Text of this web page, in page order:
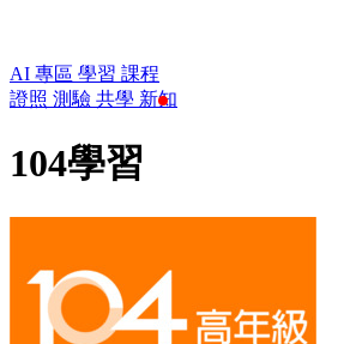
AI 專區 學習 課程
證照 測驗 共學 新知
104學習